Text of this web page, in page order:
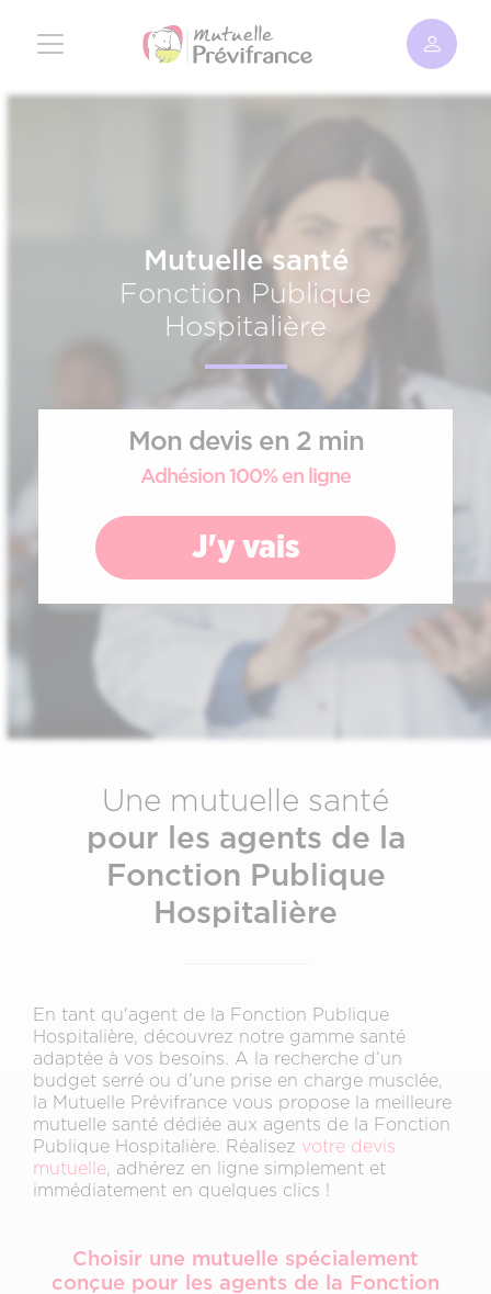
contenu
Mutuelle santé
Fonction Publique
Hospitalière
Mon devis en 2 min
Adhésion 100% en ligne
J'y vais
Une mutuelle santé
pour les agents de la
Fonction Publique
Hospitalière
En tant qu'agent de la Fonction Publique
Hospitalière, découvrez notre gamme santé
adaptée à vos besoins. A la recherche d’un
budget serré ou d’une prise en charge musclée,
la Mutuelle Prévifrance vous propose la meilleure
mutuelle santé dédiée aux agents de la Fonction
Publique Hospitalière. Réalisez votre devis
mutuelle , adhérez en ligne simplement et
immédiatement en quelques clics !
Choisir une mutuelle spécialement
conçue pour les agents de la Fonction